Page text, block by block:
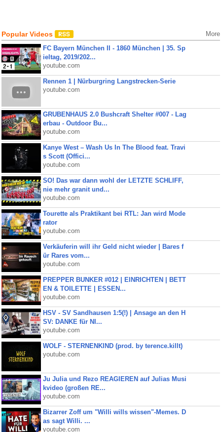
Popular Videos More
FC Bayern München II - 1860 München | 35. Sp
ieltag, 2019/202...
youtube.com
Rennen 1 | Nürburgring Langstrecken-Serie
youtube.com
GRUBENHAUS 2.0 Bushcraft Shelter #007 - Lag
erbau - Outdoor Bu...
youtube.com
Kanye West – Wash Us In The Blood feat. Travi
s Scott (Offici...
youtube.com
SO! Das war dann wohl der LETZTE SCHLIFF,
nie mehr granit und...
youtube.com
Tourette als Praktikant bei RTL: Jan wird Mode
rator
youtube.com
Verkäuferin will ihr Geld nicht wieder | Bares f
ür Rares vom...
youtube.com
PREPPER BUNKER #012 | EINRICHTEN | BETT
EN & TOILETTE | ESSEN...
youtube.com
HSV - SV Sandhausen 1:5(!) | Ansage an den H
SV: DANKE für NI...
youtube.com
WOLF - STERNENKIND (prod. by terence.killt)
youtube.com
Ju Julia und Rezo REAGIEREN auf Julias Musi
kvideo (großen RE...
youtube.com
Bizarrer Zoff um "Willi wills wissen"-Memes. D
as sagt Willi. ...
youtube.com